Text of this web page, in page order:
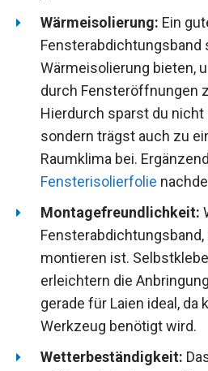
Wärmeisolierung: Ein
Fensterabdichtungsband
Wärmeisolierung bieten,
durch Fensteröffnungen
Hierdurch sparst du
sondern trägst auch zu
Raumklima bei.
Fensterisolierfolie
Montagefreundlichkeit:
montieren ist.
erleichtern die
gerade für Laien ideal, da
Werkzeug benötigt wird.
Wetterbeständigkeit: